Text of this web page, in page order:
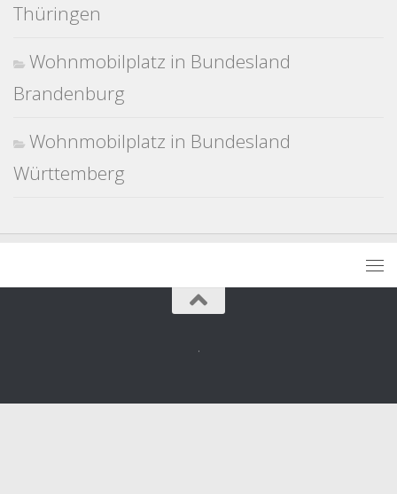
Thüringen
Wohnmobilplatz in Bundesland
Brandenburg
Wohnmobilplatz in Bundesland
Württemberg
.